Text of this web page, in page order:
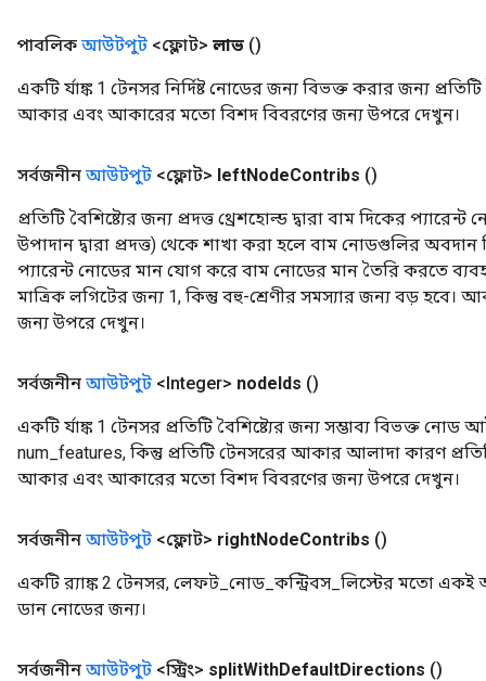
পাবলিক আউটপুট <ফ্লোট> লাভ ()
একটি র্যাঙ্ক 1 টেনসর নির্দিষ্ট নোডের জন্য বিভক্ত করার জন্য
আকার এবং আকারের মতো বিশদ বিবরণের জন্য উপরে দেখুন।
সর্বজনীন আউটপুট <ফ্লোট> leftNodeContribs ()
প্রতিটি বৈশিষ্ট্যের জন্য প্রদত্ত থ্রেশহোল্ড দ্বারা বাম দিকের
উপাদান দ্বারা প্রদত্ত) থেকে শাখা করা হলে বাম নোডগুলির অবদান
প্যারেন্ট নোডের মান যোগ করে বাম নোডের মান তৈরি করতে
মাত্রিক লগিটের জন্য 1, কিন্তু বহু-শ্রেণীর সমস্যার জন্য বড়
জন্য উপরে দেখুন।
সর্বজনীন আউটপুট <Integer> nodeIds ()
একটি র্যাঙ্ক 1 টেনসর প্রতিটি বৈশিষ্ট্যের জন্য সম্ভাব্য বিভক্ত নোড
num_features, কিন্তু প্রতিটি টেনসরের আকার আলাদা কারণ প্রতিটি
আকার এবং আকারের মতো বিশদ বিবরণের জন্য উপরে দেখুন।
সর্বজনীন আউটপুট <ফ্লোট> rightNodeContribs ()
একটি র‍্যাঙ্ক 2 টেনসর, লেফট_নোড_কন্ট্রিবস_লিস্টের মতো একই
ডান নোডের জন্য।
সর্বজনীন আউটপুট <স্ট্রিং> splitWithDefaultDirections ()